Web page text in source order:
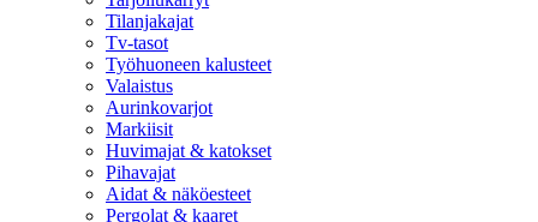
Tilanjakajat
Tv-tasot
Työhuoneen kalusteet
Valaistus
Aurinkovarjot
Markiisit
Huvimajat & katokset
Pihavajat
Aidat & näköesteet
Pergolat & kaaret